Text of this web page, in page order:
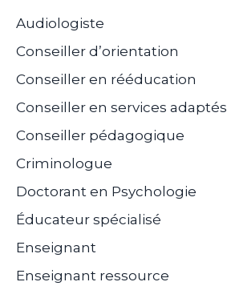
Audiologiste
Conseiller d’orientation
Conseiller en rééducation
Conseiller en services adaptés
Conseiller pédagogique
Criminologue
Doctorant en Psychologie
Éducateur spécialisé
Enseignant
Enseignant ressource